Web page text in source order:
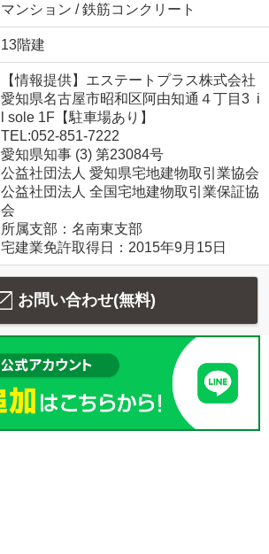
マンション / 鉄筋コンクリート
13階建
【情報提供】エステートプラス株式会社
愛知県名古屋市昭和区阿由知通４丁目3 i
l sole 1F【駐車場あり】
TEL:052-851-7222
愛知県知事 (3) 第23084号
公益社団法人 愛知県宅地建物取引業協会
公益社団法人 全国宅地建物取引業保証協
会
所属支部：名南東支部
宅建業免許取得日：2015年9月15日
お問い合わせ(無料)